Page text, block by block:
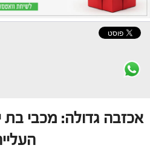
אכזבה גדולה: מכבי